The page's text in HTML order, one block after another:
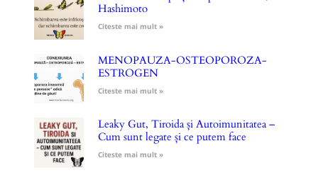
Hashimoto
Citeste mai mult »
MENOPAUZA-OSTEOPOROZA-
ESTROGEN
Citeste mai mult »
Leaky Gut, Tiroida și Autoimunitatea –
Cum sunt legate și ce putem face
Citeste mai mult »